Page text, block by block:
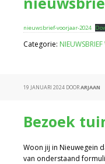
nieuwsbrief-voorjaar-2024
Categorie:
19 JANUARI 2024 DOORARJAAN
Bezoek
Woon jij in Nieuwegein
van onderstaand